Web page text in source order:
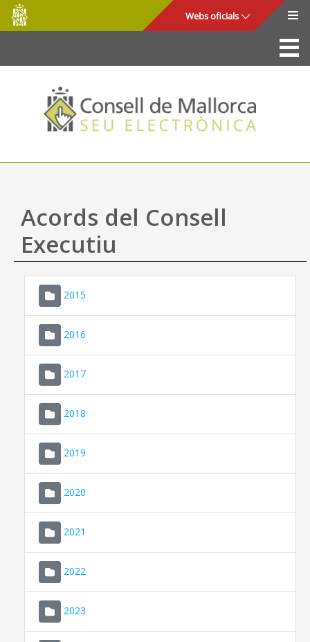
Salta al contingut principal
Consell
de
Mallorca
Webs oficials
La Seu
Consell de Mallorca
Accés i seguretat
Utilitats
Ajuda
Acords del Consell
Executiu
2015
2016
2017
2018
2019
2020
2021
2022
2023